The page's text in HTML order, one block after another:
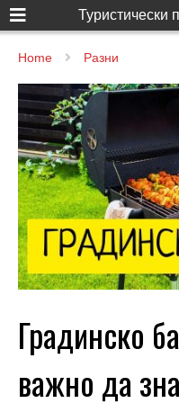
Home Разни
Градинско
важно да